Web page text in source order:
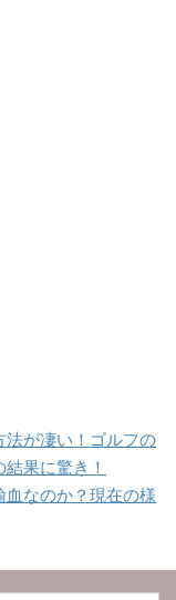
法が凄い！ゴルフの
果に驚き！
なのか？現在の様